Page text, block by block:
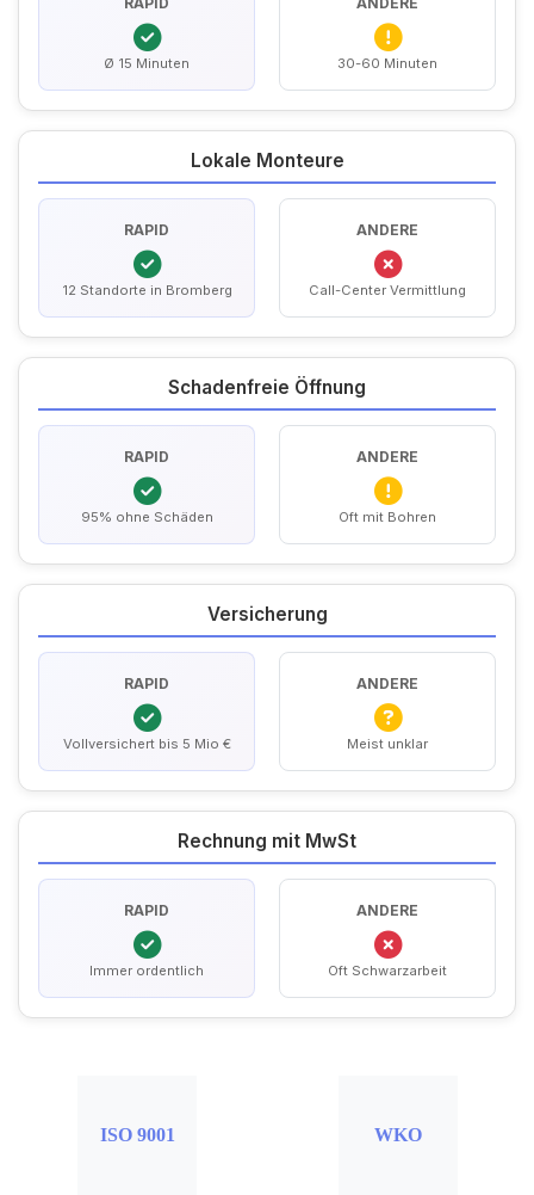
Ø 15 Minuten 30-60 Minuten
Lokale Monteure
RAPID
12 Standorte in Bromberg
ANDERE
Call-Center Vermittlung
Schadenfreie Öffnung
RAPID
95% ohne Schäden
ANDERE
Oft mit Bohren
Versicherung
RAPID
Vollversichert bis 5 Mio €
ANDERE
Meist unklar
Rechnung mit MwSt
RAPID
Immer ordentlich
ANDERE
Oft Schwarzarbeit